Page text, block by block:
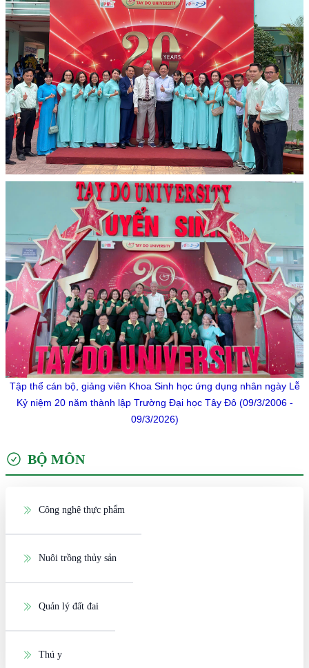
Tập thể cán bộ, giảng viên Khoa Sinh học ứng dụng nhân ngày Lễ
Kỷ niệm 20 năm thành lập Trường Đại học Tây Đô (09/3/2006 -
09/3/2026)
BỘ MÔN
Công nghệ thực phẩm
Nuôi trồng thủy sản
Quản lý đất đai
Thú y